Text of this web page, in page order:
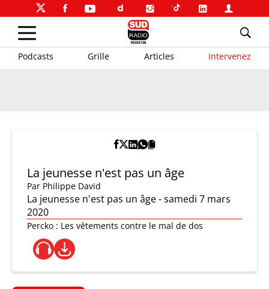
Podcasts Grille Articles Intervenez
La jeunesse n'est pas un âge
Par Philippe David
La jeunesse n'est pas un âge - samedi 7 mars
2020
Percko : Les vêtements contre le mal de dos